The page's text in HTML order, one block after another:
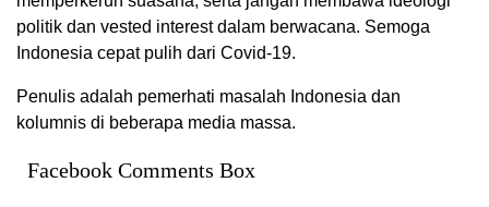
politik dan vested interest dalam berwacana. Semoga
Indonesia cepat pulih dari Covid-19.
Penulis adalah pemerhati masalah Indonesia dan
kolumnis di beberapa media massa.
Facebook Comments Box